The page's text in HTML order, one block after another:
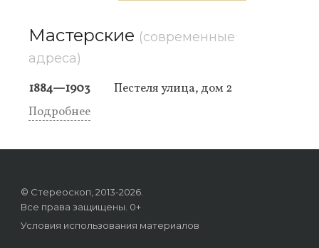
Мастерские (современные
адреса)
1884—1903
Пестеля улица, дом 2
Подробнее
© Стереоскоп, 2013-2026.
Все права защищены. 0+
Условия использования материалов